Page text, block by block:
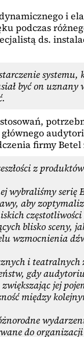
i
podczas
ds.
być on
firmy Betel
z
wybraliśmy
aby
blisko sceny,
wzmocnienia
i teatralnych
gdy
jej
między
do